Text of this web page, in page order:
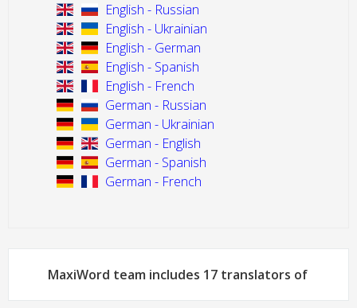
English - Russian
English - Ukrainian
English - German
English - Spanish
English - French
German - Russian
German - Ukrainian
German - English
German - Spanish
German - French
MaxiWord team includes 17 translators of